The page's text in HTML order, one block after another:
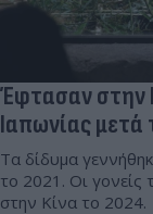
Έφτασαν στην
Ιαπωνίας μετά
Τα δίδυμα
το 2021. Οι γονείς
στην Κίνα το 2024.